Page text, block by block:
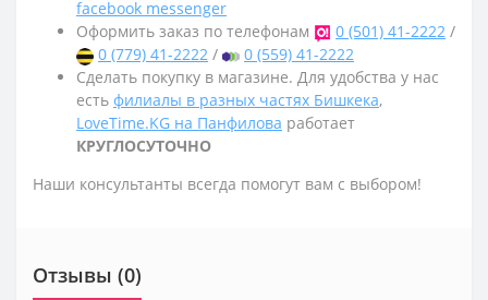
facebook messenger
Оформить заказ по телефонам
0 (501) 41-2222 /
0 (779) 41-2222 /
0 (559) 41-2222
Сделать покупку в магазине. Для удобства у нас
есть филиалы в разных частях Бишкека,
LoveTime.KG на Панфилова работает
КРУГЛОСУТОЧНО
Наши консультанты всегда помогут вам с выбором!
Отзывы (0)